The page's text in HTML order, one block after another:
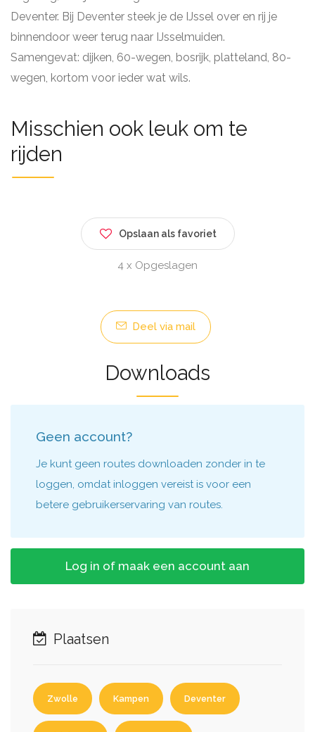
Deventer. Bij Deventer steek je de IJssel over en rij je
binnendoor weer terug naar IJsselmuiden.
Samengevat: dijken, 60-wegen, bosrijk, platteland, 80-
wegen, kortom voor ieder wat wils.
Misschien ook leuk om te
rijden
Opslaan als favoriet
4 x Opgeslagen
Deel via mail
Downloads
Geen account?
Je kunt geen routes downloaden zonder in te
loggen, omdat inloggen vereist is voor een
betere gebruikerservaring van routes.
Log in of maak een account aan
Plaatsen
Zwolle Kampen Deventer